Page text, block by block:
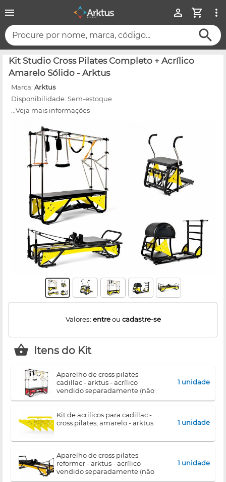
Procure por nome, marca, código...
Kit Studio Cross Pilates Completo + Acrílico
Amarelo Sólido - Arktus
Marca: Arktus
Disponibilidade: Sem-estoque
...Veja mais informações
Valores: entreou cadastre-se
Itens do Kit
aparelho de cross pilates
cadillac - arktus - acrílico
vendido separadamente (não
1 unidade
kit de acrílicos para cadillac -
cross pilates, amarelo - arktus
1 unidade
aparelho de cross pilates
reformer - arktus - acrílico
vendido separadamente (não
1 unidade